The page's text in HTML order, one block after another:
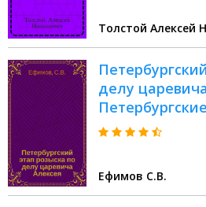
Толстой Алексей
делу
Науч. конф.,
век
Ефимов С.В.